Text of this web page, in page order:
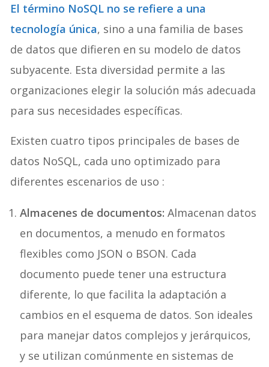
El término NoSQL no se refiere a una
tecnología única, sino a una familia de bases
de datos que difieren en su modelo de datos
subyacente. Esta diversidad permite a las
organizaciones elegir la solución más adecuada
para sus necesidades específicas.
Existen cuatro tipos principales de bases de
datos NoSQL, cada uno optimizado para
diferentes escenarios de uso :
Almacenes de documentos: Almacenan datos
en documentos, a menudo en formatos
flexibles como JSON o BSON. Cada
documento puede tener una estructura
diferente, lo que facilita la adaptación a
cambios en el esquema de datos. Son ideales
para manejar datos complejos y jerárquicos,
y se utilizan comúnmente en sistemas de